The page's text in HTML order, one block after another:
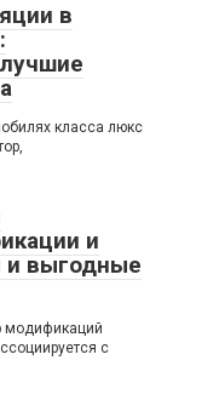
в
класса люкс
и
и выгодные
модификаций
с